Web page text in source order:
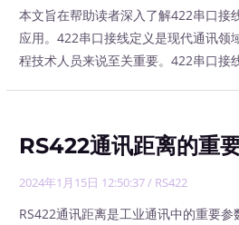
本文旨在帮助读者深入了解422串口接
应用。422串口接线定义是现代通讯领
程技术人员来说至关重要。422串口接
RS422通讯距离的重
2024年1月15日 12:50:37/ RS422
RS422通讯距离是工业通讯中的重要